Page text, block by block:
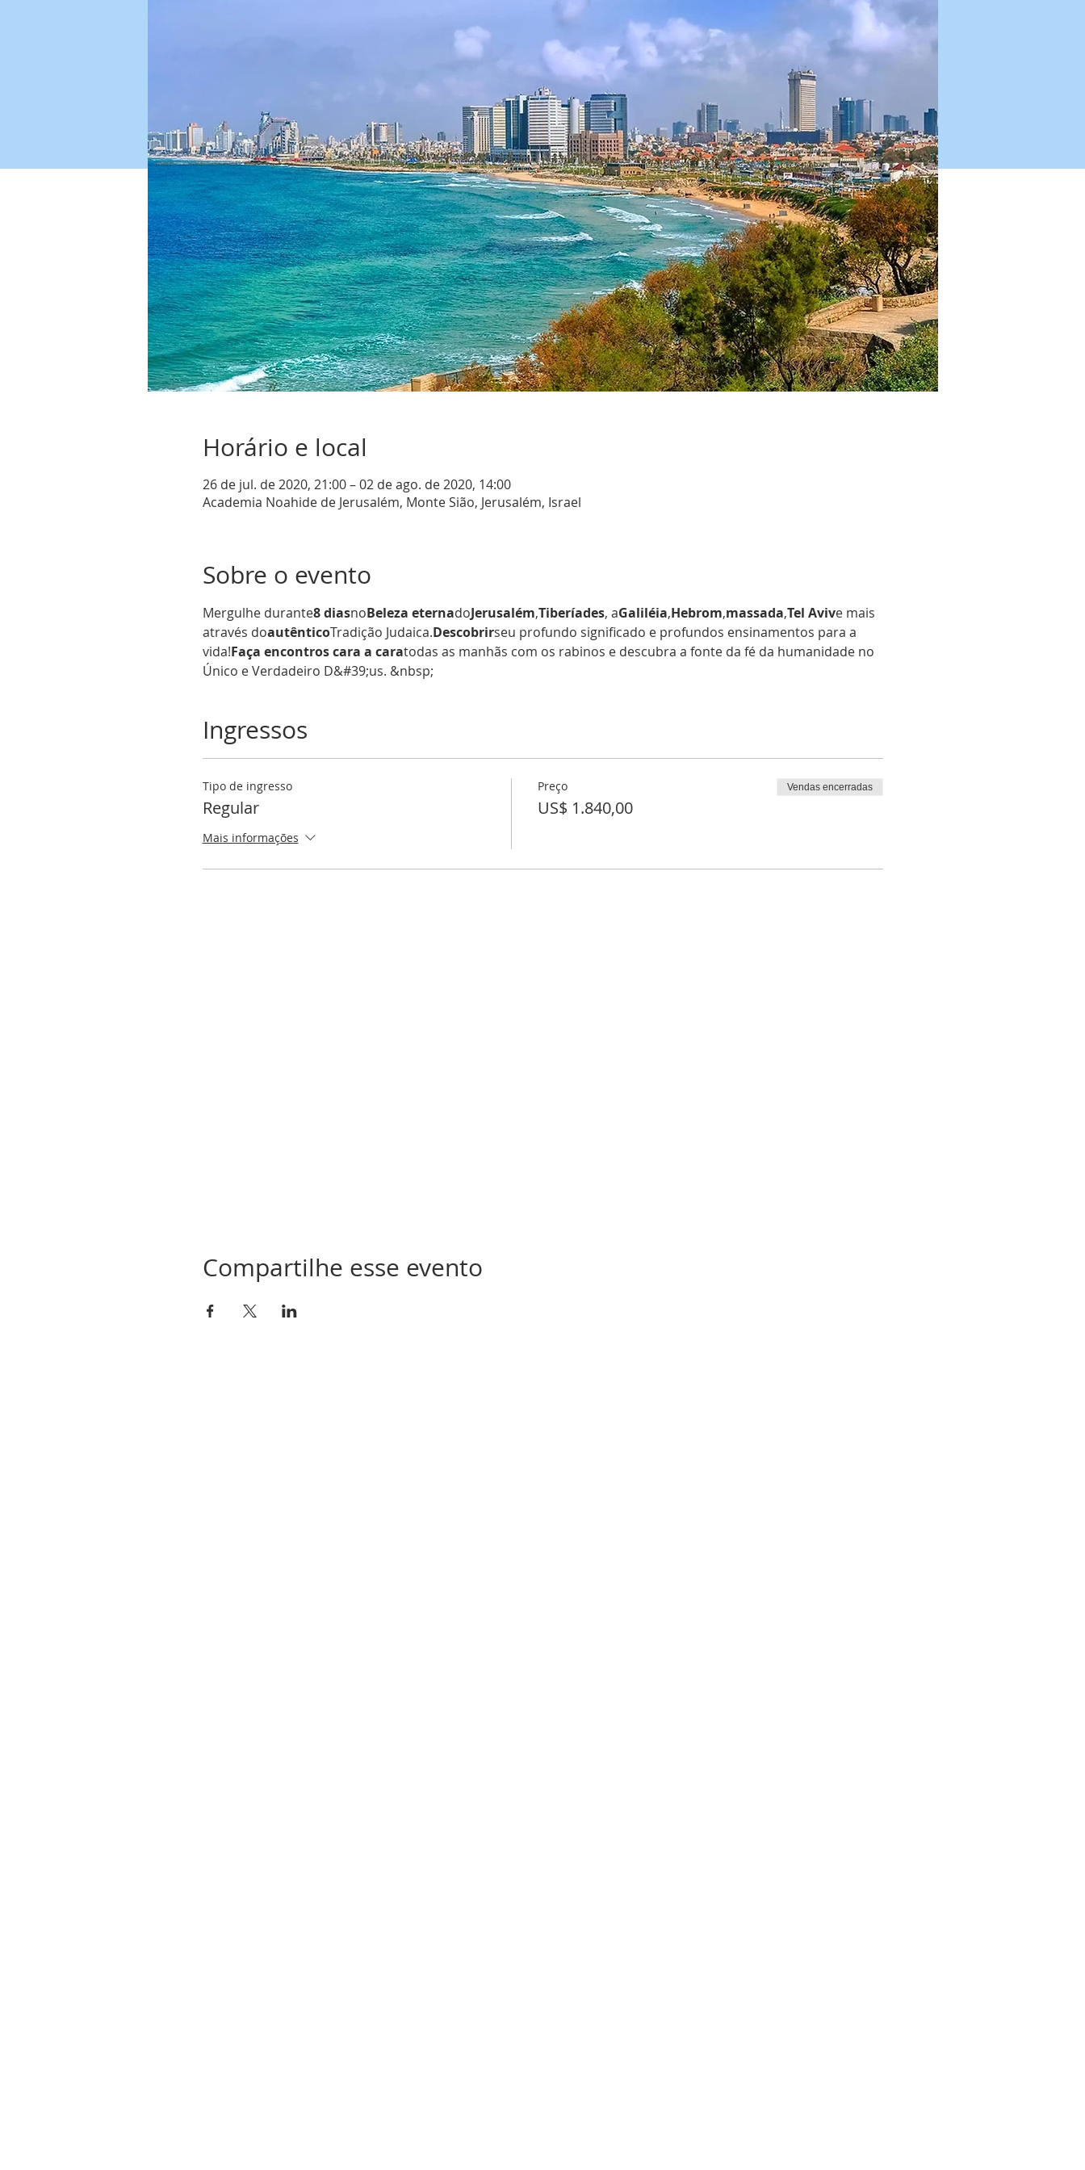
Horário e local
26 de jul. de 2020, 21:00 – 02 de ago. de 2020, 14:00
Academia Noahide de Jerusalém, Monte Sião, Jerusalém, Israel
Sobre o evento
Mergulhe durante8 diasnoBeleza eternadoJerusalém,Tiberíades, aGaliléia,Hebrom,massada,Tel Avive mais
através doautênticoTradição Judaica.Descobrirseu profundo significado e profundos ensinamentos para a
vida!Faça encontros cara a caratodas as manhãs com os rabinos e descubra a fonte da fé da humanidade no
Único e Verdadeiro D&#39;us. &nbsp;
Ingressos
Tipo de ingresso
Regular
Mais informações
Preço
US$ 1.840,00
Vendas encerradas
Compartilhe esse evento